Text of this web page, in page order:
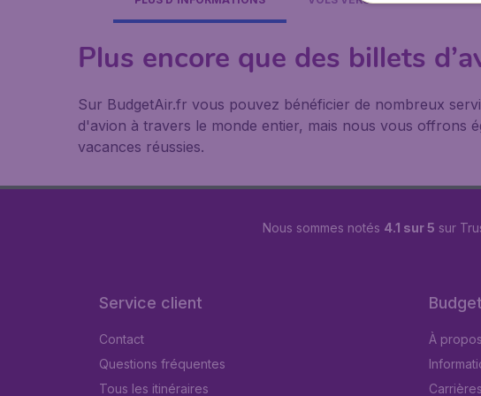
Plus encore que des billets
Sur BudgetAir.fr vous pouvez bénéficier de nombreux
d'avion à travers le monde entier, mais nous vous offrons
vacances réussies.
Nous sommes notés 4.1 sur 5 sur
Service client
Contact
Questions fréquentes
Tous les itinéraires
À propos
Carrières